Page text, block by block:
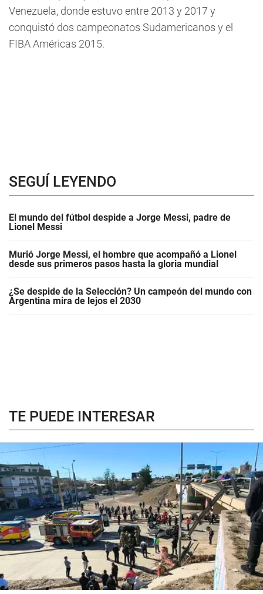
Venezuela, donde estuvo entre 2013 y 2017 y
conquistó dos campeonatos Sudamericanos y el
FIBA Américas 2015.
SEGUÍ LEYENDO
El mundo del fútbol despide a Jorge Messi, padre de
Lionel Messi
Murió Jorge Messi, el hombre que acompañó a Lionel
desde sus primeros pasos hasta la gloria mundial
¿Se despide de la Selección? Un campeón del mundo con
Argentina mira de lejos el 2030
TE PUEDE INTERESAR